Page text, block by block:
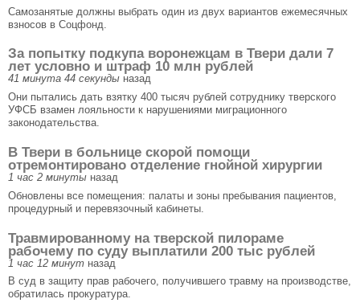
Самозанятые должны выбрать один из двух вариантов ежемесячных
взносов в Соцфонд.
За попытку подкупа воронежцам в Твери дали 7
лет условно и штраф 10 млн рублей
41 минута 44 секунды назад
Они пытались дать взятку 400 тысяч рублей сотруднику тверского
УФСБ взамен лояльности к нарушениями миграционного
законодательства.
В Твери в больнице скорой помощи
отремонтировано отделение гнойной хирургии
1 час 2 минуты назад
Обновлены все помещения: палаты и зоны пребывания пациентов,
процедурный и перевязочный кабинеты.
Травмированному на тверской пилораме
рабочему по суду выплатили 200 тыс рублей
1 час 12 минут назад
В суд в защиту прав рабочего, получившего травму на производстве,
обратилась прокуратура.